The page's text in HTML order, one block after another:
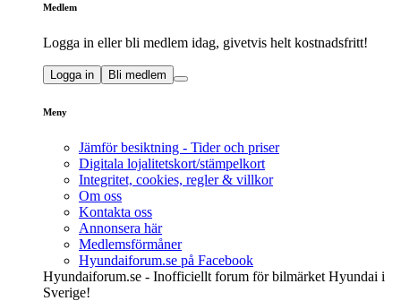
Medlem
Logga in eller bli medlem idag, givetvis helt kostnadsfritt!
Logga in Bli medlem
Meny
Jämför besiktning - Tider och priser
Digitala lojalitetskort/stämpelkort
Integritet, cookies, regler & villkor
Om oss
Kontakta oss
Annonsera här
Medlemsförmåner
Hyundaiforum.se på Facebook
Hyundaiforum.se - Inofficiellt forum för bilmärket Hyundai i
Sverige!